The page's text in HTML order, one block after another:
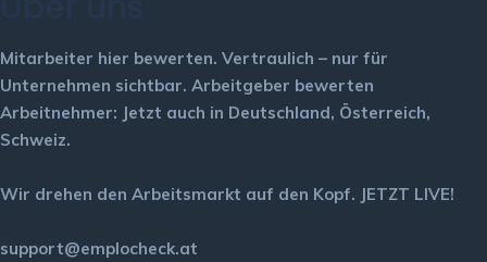
Mitarbeiter hier bewerten. Vertraulich – nur für
Unternehmen sichtbar. Arbeitgeber bewerten
Arbeitnehmer: Jetzt auch in Deutschland, Österreich,
Schweiz.
Wir drehen den Arbeitsmarkt auf den Kopf. JETZT LIVE!
support@emplocheck.at